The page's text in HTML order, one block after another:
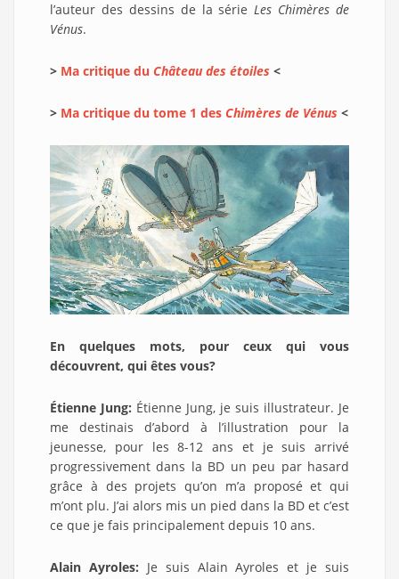
l’auteur des dessins de la sérieLes Chimères de
Vénus.
> Ma critique du Château des étoiles <
> Ma critique du tome 1 des Chimères de Vénus <
En quelques mots, pour ceux qui vous
découvrent, qui êtes vous?
Étienne Jung: Étienne Jung, je suis illustrateur. Je
me destinais d’abord à l’illustration pour la
jeunesse, pour les 8-12 ans et je suis arrivé
progressivement dans la BD un peu par hasard
grâce à des projets qu’on m’a proposé et qui
m’ont plu. J’ai alors mis un pied dans la BD et c’est
ce que je fais principalement depuis 10 ans.
Alain Ayroles: Je suis Alain Ayroles et je suis